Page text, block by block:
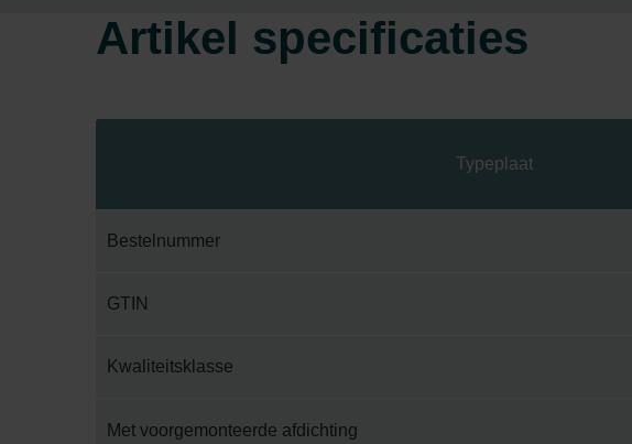
Artikel specificaties
Typeplaat
Bestelnummer
GTIN
Kwaliteitsklasse
Met voorgemonteerde afdichting